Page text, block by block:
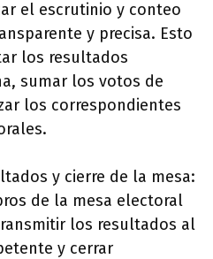
el escrutinio y conteo
y precisa. Esto
los resultados
sumar los votos de
los correspondientes
y cierre de la mesa:
de la mesa electoral
los resultados al
y cerrar